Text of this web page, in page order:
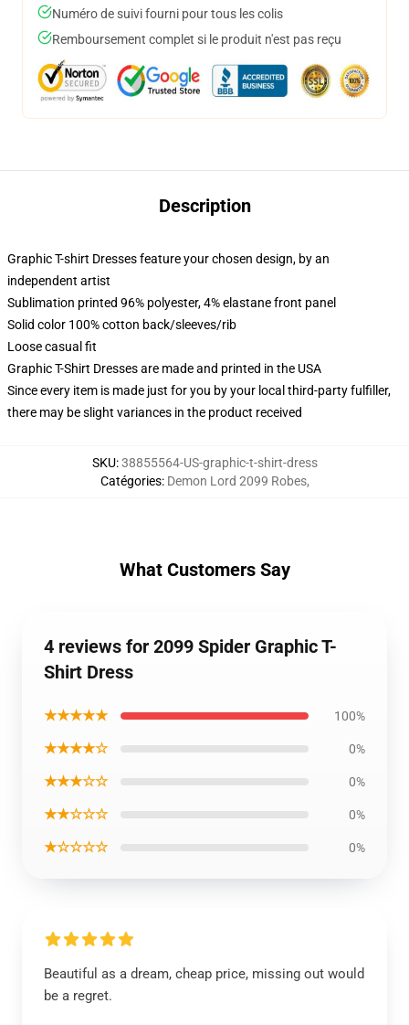
Numéro de suivi fourni pour tous les colis
Remboursement complet si le produit n'est pas reçu
Description
Graphic T-shirt Dresses feature your chosen design, by an
independent artist
Sublimation printed 96% polyester, 4% elastane front panel
Solid color 100% cotton back/sleeves/rib
Loose casual fit
Graphic T-Shirt Dresses are made and printed in the USA
Since every item is made just for you by your local third-party fulfiller,
there may be slight variances in the product received
SKU:38855564-US-graphic-t-shirt-dress
Catégories: Demon Lord 2099 Robes,
What Customers Say
4 reviews for 2099 Spider Graphic T-
Shirt Dress
★★★★★ 100%
★★★★☆ 0%
★★★☆☆ 0%
★★☆☆☆ 0%
★☆☆☆☆ 0%
Beautiful as a dream, cheap price, missing out would
be a regret.